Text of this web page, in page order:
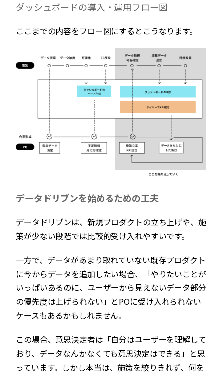
ダッシュボードの導入・運用フロー図
ここまでの内容をフロー図にするとこうなります。
データドリブンを始めるための工夫
データドリブンは、新規プロダクトの立ち上げや、施
策が少ない段階では比較的受け入れやすいです。
一方で、データがあまり取れていない既存プロダクト
に今からデータを追加したい場合、「やりたいことが
いっぱいあるのに、ユーザーから見えないデータ部分
の優先度は上げられない」とPOに受け入れられない
ケースもあるかもしれません。
この場合、意思決定者は「自分はユーザーを理解して
おり、データなんかなくても意思決定はできる」と思
っています。しかし本当は、施策を絞りきれず、何を